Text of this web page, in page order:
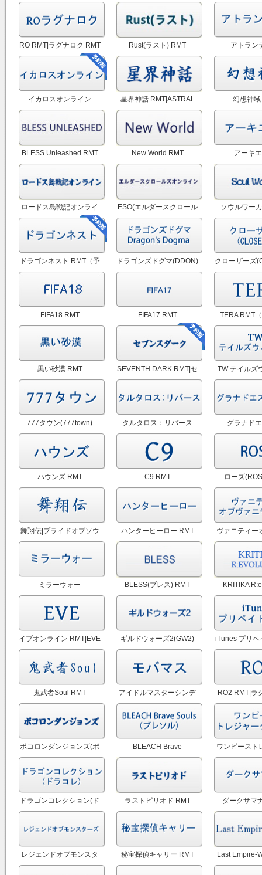
RO RMT|ラグナロク RMT Rust(ラスト) RMT
アトラン
イカロスオンライン
星界神話 RMT|ASTRAL
幻想神
BLESS Unleashed RMT New World RMT
アーキ
約制
ロードス島戦記オンライ
ESO(エルダースクロール
ソウルワー
ドラゴンネスト RMT（予
ドラゴンズドグマ(DDON)
RMT
クローザーズ
FIFA18 RMT FIFA17 RMT TERA RMT
黒い砂漠 RMT
SEVENTH DARK RMT|セ
ブンスダーク RMT（予約
制）
TW テイルズ
777タウン(777town)
タルタロス：リバース
グラナド
ハウンズ RMT C9 RMT ローズ
舞翔伝|プライドオブソウ
ハンターヒーロー RMT
ヴァニティー
ミラーウォー
RMT|MIRROR WAR RMT
BLESS(ブレス) RMT
KRITIKA
イブオンライン RMT|EVE
ギルドウォーズ2(GW2)
iTunes プリペ
鬼武者Soul RMT
アイドルマスターシンデ
RMT
RO2 RMT|ラ
ポコロンダンジョンズ(ポ
BLEACH Brave
Souls（ブレソル） RMT
ワンピースト
ルーズのアカ
クル)
ドラゴンコレクション(ド
ラストピリオド RMT ダークサマ
レジェンドオブモンスタ
秘宝探偵キャリー RMT Last Empire-